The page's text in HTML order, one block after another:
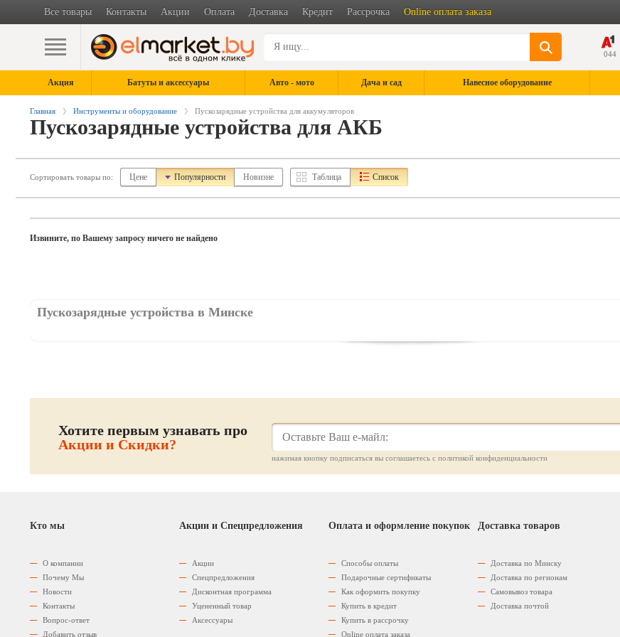
Все товары Контакты Акции Оплата Доставка Кредит Рассрочка Online оплата заказа
044
Акция Батуты и аксессуары Авто - мото Дача и сад Навесное оборудование
Главная Инструменты и оборудование Пускозарядные устройства для аккумуляторов
Пускозарядные устройства для АКБ
Сортировать товары по: Цене Популярности Новизне Таблица Список
Извините, по Вашему запросу ничего не найдено
Пускозарядные устройства в Минске
Хотите первым узнавать про
Акции и Скидки?
нажимая кнопку подписаться вы соглашаетесь с политикой конфиденциальности
Кто мы
О компании
Почему Мы
Новости
Контакты
Вопрос-ответ
Добавить отзыв
Акции и Спецпредложения
Акции
Спецпредложения
Дисконтная программа
Уцененный товар
Аксессуары
Оплата и оформление покупок
Способы оплаты
Подарочные сертификаты
Как оформить покупку
Купить в кредит
Купить в рассрочку
Оnline оплата заказа
Доставка товаров
Доставка по Минску
Доставка по регионам
Самовывоз товара
Доставка почтой